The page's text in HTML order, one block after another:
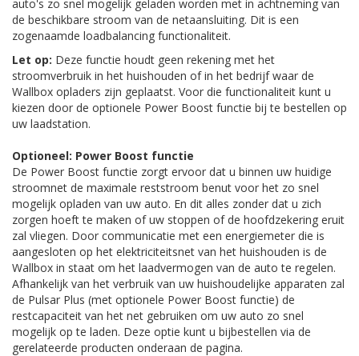
auto's zo snel mogelijk geladen worden met in achtneming van
de beschikbare stroom van de netaansluiting. Dit is een
zogenaamde loadbalancing functionaliteit.
Let op: Deze functie houdt geen rekening met het
stroomverbruik in het huishouden of in het bedrijf waar de
Wallbox opladers zijn geplaatst. Voor die functionaliteit kunt u
kiezen door de optionele Power Boost functie bij te bestellen op
uw laadstation.
Optioneel: Power Boost functie
De Power Boost functie zorgt ervoor dat u binnen uw huidige
stroomnet de maximale reststroom benut voor het zo snel
mogelijk opladen van uw auto. En dit alles zonder dat u zich
zorgen hoeft te maken of uw stoppen of de hoofdzekering eruit
zal vliegen. Door communicatie met een energiemeter die is
aangesloten op het elektriciteitsnet van het huishouden is de
Wallbox in staat om het laadvermogen van de auto te regelen.
Afhankelijk van het verbruik van uw huishoudelijke apparaten zal
de Pulsar Plus (met optionele Power Boost functie) de
restcapaciteit van het net gebruiken om uw auto zo snel
mogelijk op te laden. Deze optie kunt u bijbestellen via de
gerelateerde producten onderaan de pagina.